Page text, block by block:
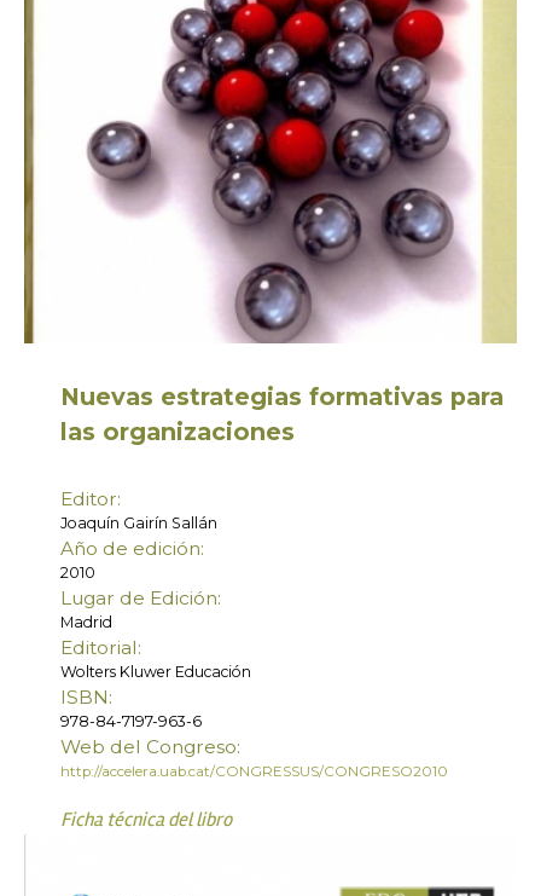
Nuevas estrategias formativas para
las organizaciones
Editor:
Joaquín Gairín Sallán
Año de edición:
2010
Lugar de Edición:
Madrid
Editorial:
Wolters Kluwer Educación
ISBN:
978-84-7197-963-6
Web del Congreso:
http://accelera.uab.cat/CONGRESSUS/CONGRESO2010
Ficha técnica del libro